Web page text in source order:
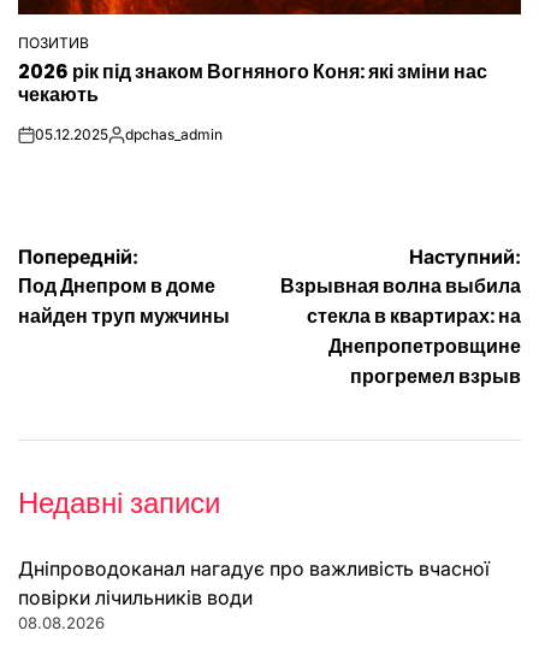
ОПУБЛІКУВАТИ
У
ПОЗИТИВ
2026 рік під знаком Вогняного Коня: які зміни нас
чекають
on05.12.2025Опубліковано
dpchas_admin
Навігація
записів
Попередній:
Под Днепром в доме
найден труп мужчины
Наступний:
Взрывная волна выбила
стекла в квартирах: на
Днепропетровщине
прогремел взрыв
Недавні записи
Дніпроводоканал нагадує про важливість вчасної
повірки лічильників води
08.08.2026